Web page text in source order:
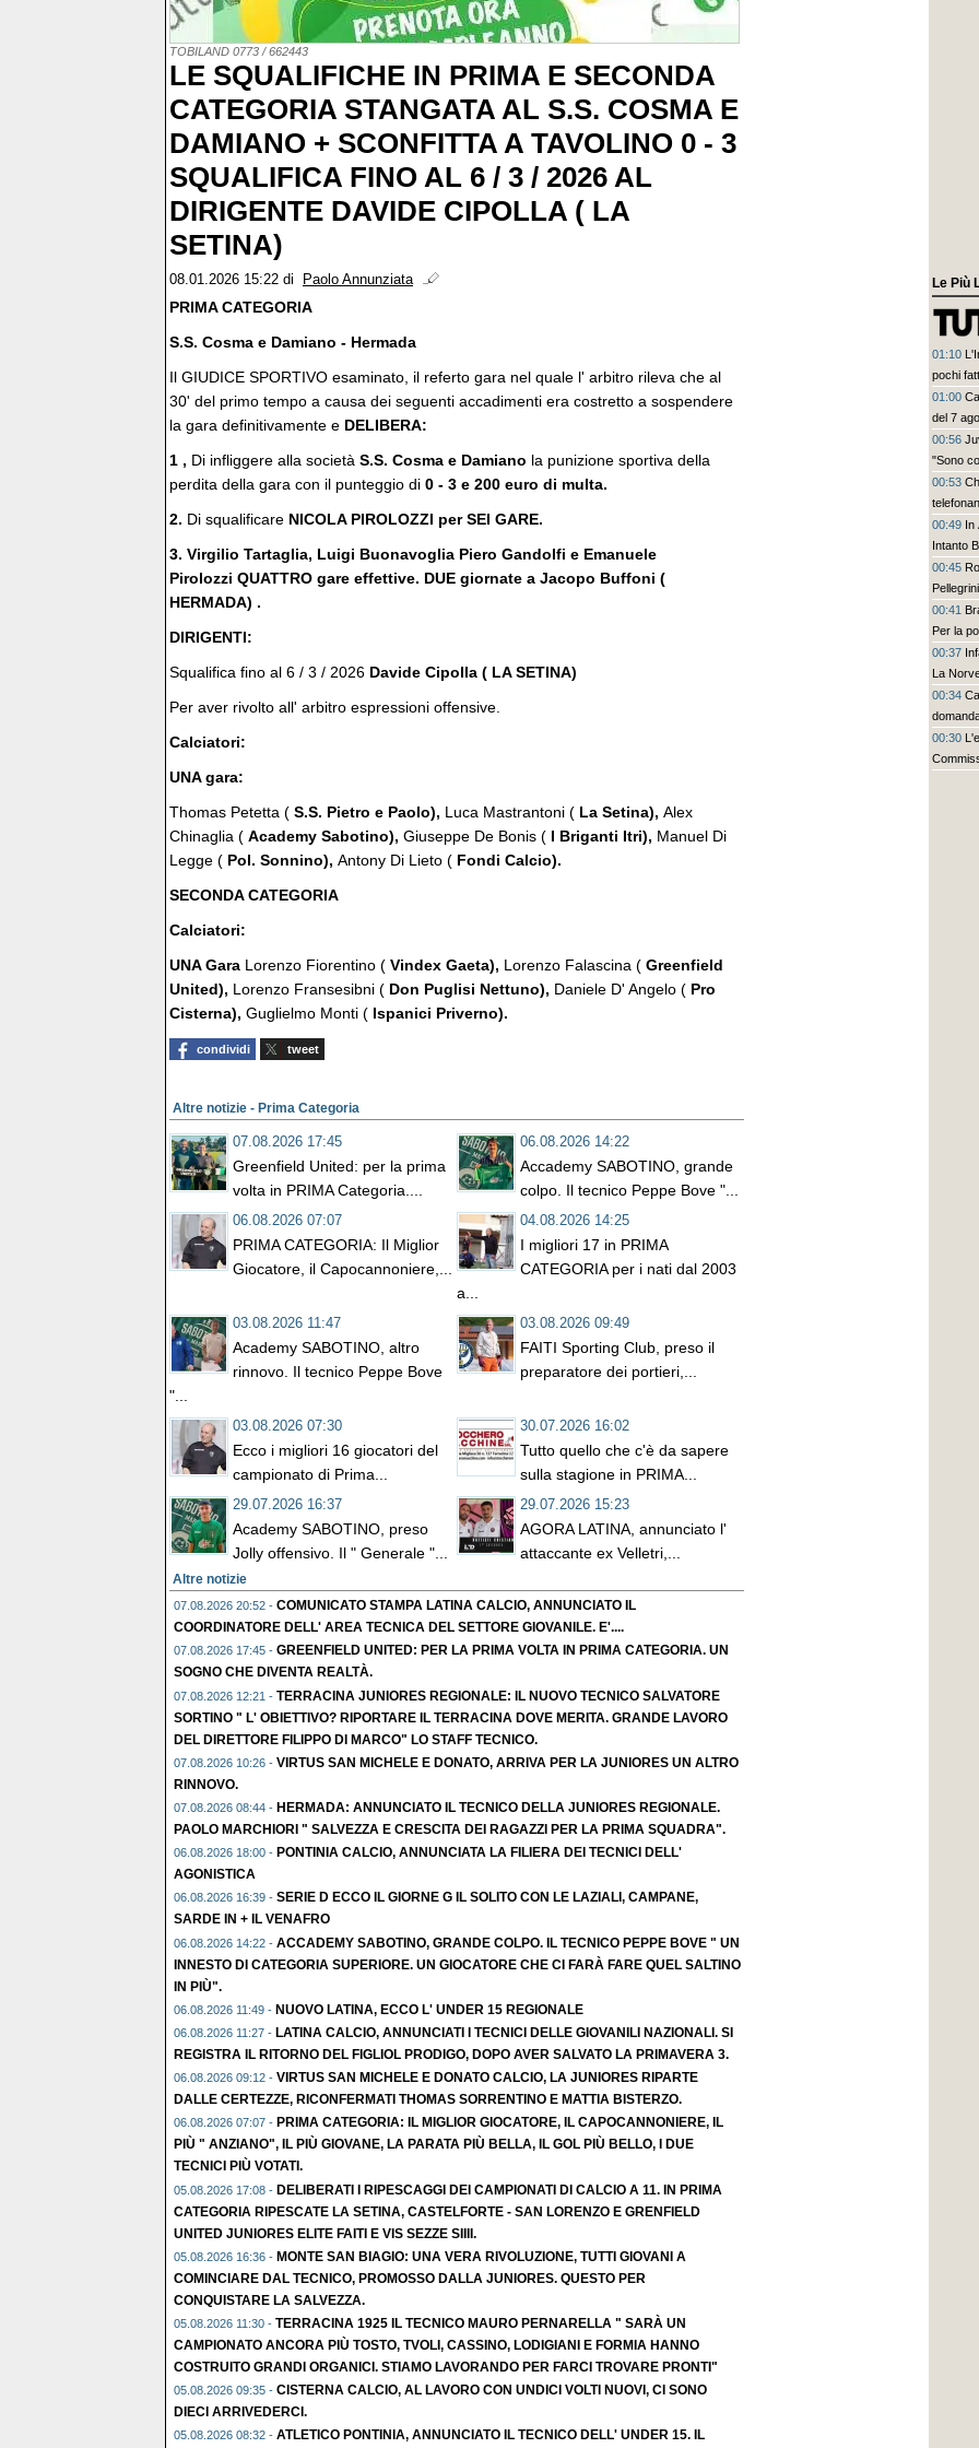
TOBILAND 0773 / 662443
LE SQUALIFICHE IN PRIMA E SECONDA
CATEGORIA STANGATA AL S.S. COSMA E
DAMIANO + SCONFITTA A TAVOLINO 0 - 3
SQUALIFICA FINO AL 6 / 3 / 2026 AL
DIRIGENTE DAVIDE CIPOLLA ( LA
SETINA)
08.01.2026 15:22 di Paolo Annunziata
PRIMA CATEGORIA
S.S. Cosma e Damiano - Hermada
Il GIUDICE SPORTIVO esaminato, il referto gara nel quale l' arbitro rileva che al
30' del primo tempo a causa dei seguenti accadimenti era costretto a sospendere
la gara definitivamente e DELIBERA:
1 , Di infliggere alla società S.S. Cosma e Damiano la punizione sportiva della
perdita della gara con il punteggio di 0 - 3 e 200 euro di multa.
2. Di squalificare NICOLA PIROLOZZI per SEI GARE.
3. Virgilio Tartaglia, Luigi Buonavoglia Piero Gandolfi e Emanuele
Pirolozzi QUATTRO gare effettive. DUE giornate a Jacopo Buffoni (
HERMADA) .
DIRIGENTI:
Squalifica fino al 6 / 3 / 2026 Davide Cipolla ( LA SETINA)
Per aver rivolto all' arbitro espressioni offensive.
Calciatori:
UNA gara:
Thomas Petetta ( S.S. Pietro e Paolo), Luca Mastrantoni ( La Setina), Alex
Chinaglia ( Academy Sabotino), Giuseppe De Bonis ( I Briganti Itri), Manuel Di
Legge ( Pol. Sonnino), Antony Di Lieto ( Fondi Calcio).
SECONDA CATEGORIA
Calciatori:
UNA Gara Lorenzo Fiorentino ( Vindex Gaeta), Lorenzo Falascina ( Greenfield
United), Lorenzo Fransesibni ( Don Puglisi Nettuno), Daniele D' Angelo ( Pro
Cisterna), Guglielmo Monti ( Ispanici Priverno).
condividi tweet
Altre notizie - Prima Categoria
07.08.2026 17:45
Greenfield United: per la prima
volta in PRIMA Categoria....
06.08.2026 14:22
Accademy SABOTINO, grande
colpo. Il tecnico Peppe Bove "...
06.08.2026 07:07
PRIMA CATEGORIA: Il Miglior
Giocatore, il Capocannoniere,...
04.08.2026 14:25
I migliori 17 in PRIMA
CATEGORIA per i nati dal 2003
a...
03.08.2026 11:47
Academy SABOTINO, altro
rinnovo. Il tecnico Peppe Bove
"...
03.08.2026 09:49
FAITI Sporting Club, preso il
preparatore dei portieri,...
03.08.2026 07:30
Ecco i migliori 16 giocatori del
campionato di Prima...
30.07.2026 16:02
Tutto quello che c'è da sapere
sulla stagione in PRIMA...
29.07.2026 16:37
Academy SABOTINO, preso
Jolly offensivo. Il " Generale "...
29.07.2026 15:23
AGORA LATINA, annunciato l'
attaccante ex Velletri,...
Altre notizie
07.08.2026 20:52 - COMUNICATO STAMPA LATINA CALCIO, ANNUNCIATO IL
COORDINATORE DELL' AREA TECNICA DEL SETTORE GIOVANILE. E'....
07.08.2026 17:45 - GREENFIELD UNITED: PER LA PRIMA VOLTA IN PRIMA CATEGORIA. UN
SOGNO CHE DIVENTA REALTÀ.
07.08.2026 12:21 - TERRACINA JUNIORES REGIONALE: IL NUOVO TECNICO SALVATORE
SORTINO " L' OBIETTIVO? RIPORTARE IL TERRACINA DOVE MERITA. GRANDE LAVORO
DEL DIRETTORE FILIPPO DI MARCO" LO STAFF TECNICO.
07.08.2026 10:26 - VIRTUS SAN MICHELE E DONATO, ARRIVA PER LA JUNIORES UN ALTRO
RINNOVO.
07.08.2026 08:44 - HERMADA: ANNUNCIATO IL TECNICO DELLA JUNIORES REGIONALE.
PAOLO MARCHIORI " SALVEZZA E CRESCITA DEI RAGAZZI PER LA PRIMA SQUADRA".
06.08.2026 18:00 - PONTINIA CALCIO, ANNUNCIATA LA FILIERA DEI TECNICI DELL'
AGONISTICA
06.08.2026 16:39 - SERIE D ECCO IL GIORNE G IL SOLITO CON LE LAZIALI, CAMPANE,
SARDE IN + IL VENAFRO
06.08.2026 14:22 - ACCADEMY SABOTINO, GRANDE COLPO. IL TECNICO PEPPE BOVE " UN
INNESTO DI CATEGORIA SUPERIORE. UN GIOCATORE CHE CI FARÀ FARE QUEL SALTINO
IN PIÙ".
06.08.2026 11:49 - NUOVO LATINA, ECCO L' UNDER 15 REGIONALE
06.08.2026 11:27 - LATINA CALCIO, ANNUNCIATI I TECNICI DELLE GIOVANILI NAZIONALI. SI
REGISTRA IL RITORNO DEL FIGLIOL PRODIGO, DOPO AVER SALVATO LA PRIMAVERA 3.
06.08.2026 09:12 - VIRTUS SAN MICHELE E DONATO CALCIO, LA JUNIORES RIPARTE
DALLE CERTEZZE, RICONFERMATI THOMAS SORRENTINO E MATTIA BISTERZO.
06.08.2026 07:07 - PRIMA CATEGORIA: IL MIGLIOR GIOCATORE, IL CAPOCANNONIERE, IL
PIÙ " ANZIANO", IL PIÙ GIOVANE, LA PARATA PIÙ BELLA, IL GOL PIÙ BELLO, I DUE
TECNICI PIÙ VOTATI.
05.08.2026 17:08 - DELIBERATI I RIPESCAGGI DEI CAMPIONATI DI CALCIO A 11. IN PRIMA
CATEGORIA RIPESCATE LA SETINA, CASTELFORTE - SAN LORENZO E GRENFIELD
UNITED JUNIORES ELITE FAITI E VIS SEZZE SIIII.
05.08.2026 16:36 - MONTE SAN BIAGIO: UNA VERA RIVOLUZIONE, TUTTI GIOVANI A
COMINCIARE DAL TECNICO, PROMOSSO DALLA JUNIORES. QUESTO PER
CONQUISTARE LA SALVEZZA.
05.08.2026 11:30 - TERRACINA 1925 IL TECNICO MAURO PERNARELLA " SARÀ UN
CAMPIONATO ANCORA PIÙ TOSTO, TVOLI, CASSINO, LODIGIANI E FORMIA HANNO
COSTRUITO GRANDI ORGANICI. STIAMO LAVORANDO PER FARCI TROVARE PRONTI"
05.08.2026 09:35 - CISTERNA CALCIO, AL LAVORO CON UNDICI VOLTI NUOVI, CI SONO
DIECI ARRIVEDERCI.
05.08.2026 08:32 - ATLETICO PONTINIA, ANNUNCIATO IL TECNICO DELL' UNDER 15. IL
Le Più
01:10
pochi
Leao,
01:00
del 7
00:56
"Sono
00:53
00:49 In
Intanto
00:45
00:41
Per la
00:37
La
00:34
00:30